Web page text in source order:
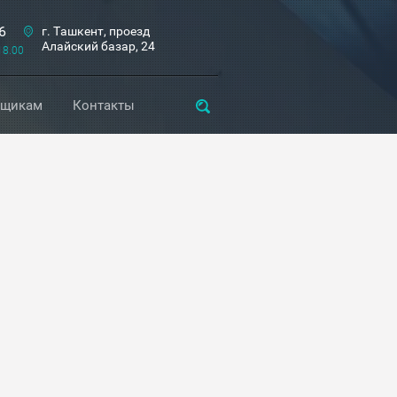
г. Ташкент, проезд
Алайский базар, 24
Контакты